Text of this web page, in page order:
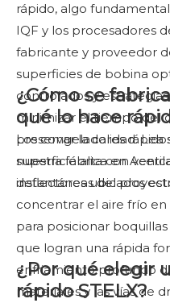
rápido, algo
IQF y los procesadores
fabricante y proveedor
superficies de bobina
controlados y
minimizar el tiempo del
preservar la calidad.
nuestra fábrica en
instantáneas del
¿Cómo se
qué lo hace
Los congeladores
superficie alta con
deflectores ubicados
concentrar el aire frío
para posicionar
que logran una rápida
enfriamiento profundo
materiales y las vías de
¿Por qué elegir
rápido STELX?